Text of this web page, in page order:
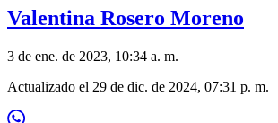
Valentina Rosero Moreno
3 de ene. de 2023, 10:34 a. m.
Actualizado el 29 de dic. de 2024, 07:31 p. m.